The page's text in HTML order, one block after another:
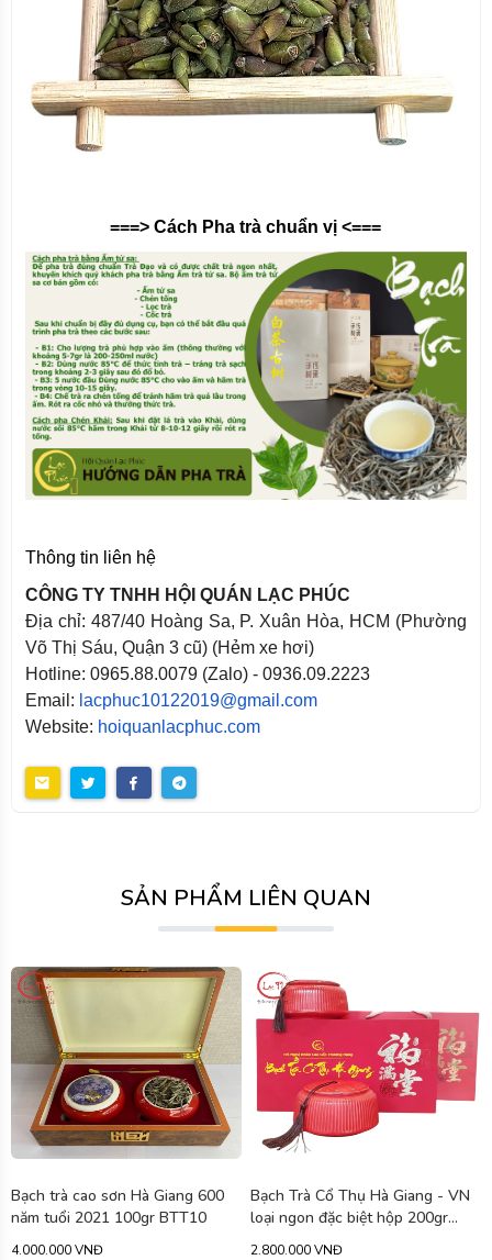
===> Cách Pha trà chuẩn vị <===
Thông tin liên hệ
CÔNG TY TNHH HỘI QUÁN LẠC PHÚC
Địa chỉ: 487/40 Hoàng Sa, P. Xuân Hòa, HCM (Phường
Võ Thị Sáu, Quận 3 cũ) (Hẻm xe hơi)
Hotline: 0965.88.0079 (Zalo) - 0936.09.2223
Email: lacphuc10122019@gmail.com
Website: hoiquanlacphuc.com
SẢN PHẨM LIÊN QUAN
Bạch trà cao sơn Hà Giang 600
năm tuổi 2021 100gr BTT10
4.000.000 VNĐ
Bạch Trà Cổ Thụ Hà Giang - VN
loại ngon đặc biệt hộp 200gr
BTT01
2.800.000 VNĐ